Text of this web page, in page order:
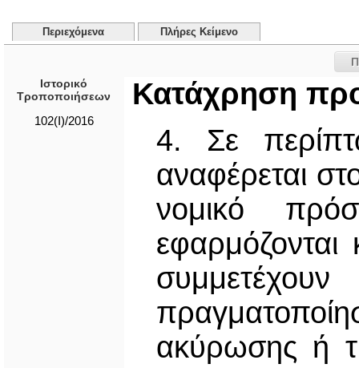
Περιεχόμενα Πλήρες Κείμενο
Ιστορικό
Τροποποιήσεων
102(I)/2016
Κατάχρηση
4. Σε
αναφέρεται
νομικό
ακύρωσης ή